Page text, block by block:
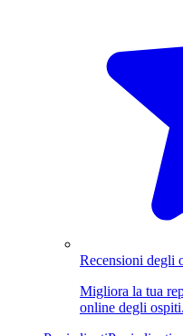
Recensioni degli
Migliora la tua
online degli ospiti.